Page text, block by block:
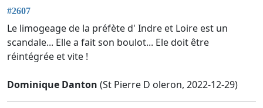
#2607
Le limogeage de la préfète d' Indre et Loire est un
scandale... Elle a fait son boulot... Ele doit être
réintégrée et vite !
Dominique Danton (St Pierre D oleron, 2022-12-29)